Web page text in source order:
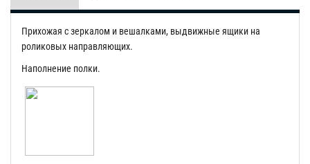
Прихожая с зеркалом и вешалками, выдвижные ящики на
роликовых направляющих.
Наполнение полки.